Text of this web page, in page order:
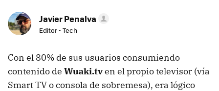
Javier Penalva
Editor - Tech
Con el 80% de sus usuarios consumiendo
contenido de Wuaki.tven el propio televisor (vía
Smart TV o consola de sobremesa), era lógico